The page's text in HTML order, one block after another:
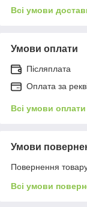
Всі умови
Умови оплати
Післяплата
Оплата за
Всі умови оплати
Умови
Повернення
Всі умови